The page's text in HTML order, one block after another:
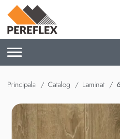
Principala Catalog Laminat